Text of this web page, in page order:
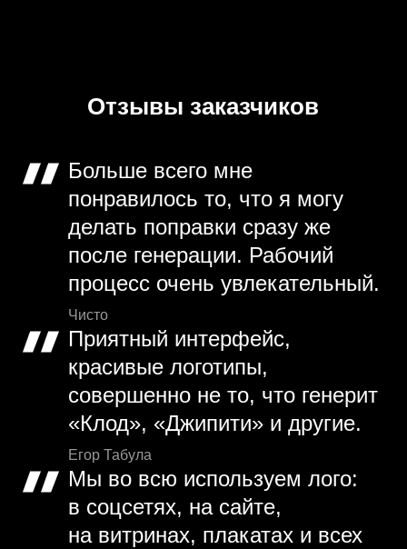
Отзывы заказчиков
Больше всего мне
понравилось то, что я могу
делать поправки сразу же
после генерации. Рабочий
процесс очень увлекательный.
Чисто
Приятный интерфейс,
красивые логотипы,
совершенно не то, что генерит
«Клод», «Джипити» и другие.
Егор Табула
Мы во всю используем лого:
в соцсетях, на сайте,
на витринах, плакатах и всех